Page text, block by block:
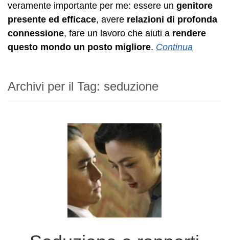
veramente importante per me: essere un genitore
presente ed efficace, avere relazioni di profonda
connessione, fare un lavoro che aiuti a rendere
questo mondo un posto migliore. Continua
Archivi per il Tag: seduzione